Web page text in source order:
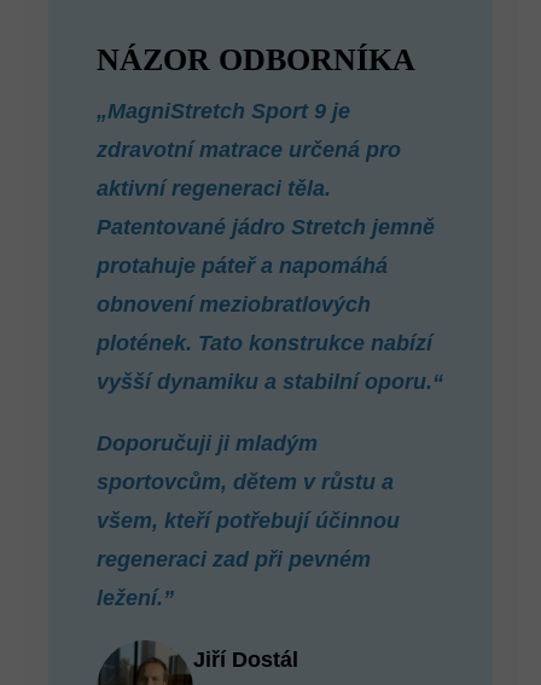
NÁZOR ODBORNÍKA
„MagniStretch Sport 9 je
zdravotní matrace určená pro
aktivní regeneraci těla.
Patentované jádro Stretch jemně
protahuje páteř a napomáhá
obnovení meziobratlových
plotének. Tato konstrukce nabízí
vyšší dynamiku a stabilní oporu.“
Doporučuji ji mladým
sportovcům, dětem v růstu a
všem, kteří potřebují účinnou
regeneraci zad při pevném
ležení.”
Jiří Dostál